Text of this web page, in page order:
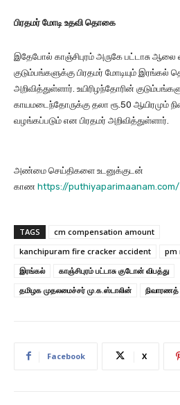
பிரதமர் மோடி உதவி தொகை
இதேபோல் காஞ்சிபுரம் அருகே பட்டாசு ஆலை
குடும்பங்களுக்கு பிரதமர் மோடியும் இரங்கல்
அறிவித்துள்ளார். உயிரிழந்தோரின்
காயமடைந்தோருக்கு தலா ரூ.50
வழங்கப்படும் என பிரதமர் அறிவித்துள்ளார்.
அண்மை செய்திகளை உடனுக்குடன்
காண https://puthiyaparimaanam.com/
TAGS
cm compensation amount
kanchipuram fire cracker accident
pm
இரங்கல்
காஞ்சிபுரம் பட்டாசு குடோன் விபத்து
தமிழக முதலமைச்சர் மு.க.ஸ்டாலின்
Facebook X